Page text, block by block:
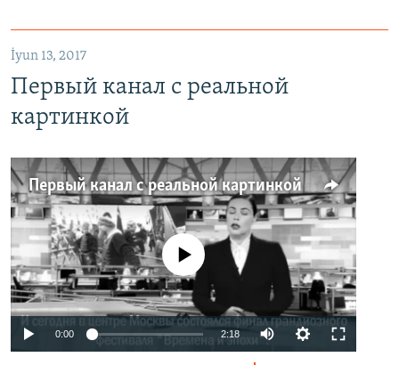
İyun 13, 2017
Первый канал с реальной
картинкой
Первый канал с реальной картинкой
No media source currently available
0:00 2:18